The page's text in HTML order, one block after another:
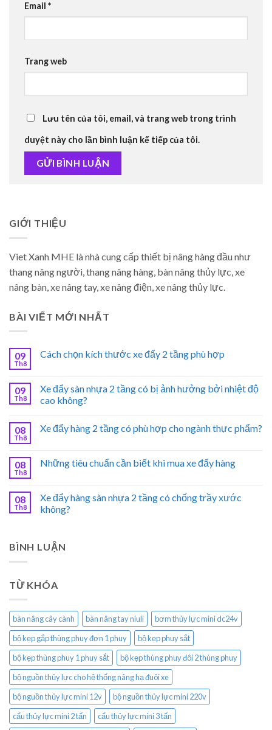
Email *
Trang web
Lưu tên của tôi, email, và trang web trong trình
duyệt này cho lần bình luận kế tiếp của tôi.
GIỚI THIỆU
Viet Xanh MHE là nhà cung cấp thiết bị nâng hàng đầu như
thang nâng người, thang nâng hàng, bàn nâng thủy lực, xe
nâng bàn, xe nâng tay, xe nâng điện, xe nâng thủy lực.
BÀI VIẾT MỚI NHẤT
09
Th8
Cách chọn kích thước xe đẩy 2 tầng phù hợp
09
Th8
Xe đẩy sàn nhựa 2 tầng có bị ảnh hưởng bởi nhiệt độ
cao không?
08
Th8
Xe đẩy hàng 2 tầng có phù hợp cho ngành thực phẩm?
08
Th8
Những tiêu chuẩn cần biết khi mua xe đẩy hàng
08
Th8
Xe đẩy hàng sàn nhựa 2 tầng có chống trầy xước
không?
BÌNH LUẬN
TỪ KHÓA
bàn nâng cây cành bàn nâng tay niuli
bơm thủy lực mini dc24v
bộ kẹp gắp thùng phuy đơn 1 phuy
bộ kẹp phuy sắt
bộ kẹp thùng phuy 1 phuy sắt
bộ kẹp thùng phuy đôi 2 thùng phuy
bộ nguồn thủy lực cho hệ thống nâng hạ đuôi xe
bộ nguồn thủy lực mini 12v
bộ nguồn thủy lực mini 220v
cẩu thủy lực mini 2 tấn
cẩu thủy lực mini 3 tấn